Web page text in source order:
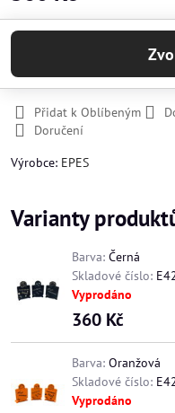
Přidat k Oblíbeným
Doručení
Výrobce: EPES
Varianty
Barva: Černá
Skladové číslo:
Vyprodáno
360 Kč
Barva: Oranžová
Skladové číslo:
Vyprodáno